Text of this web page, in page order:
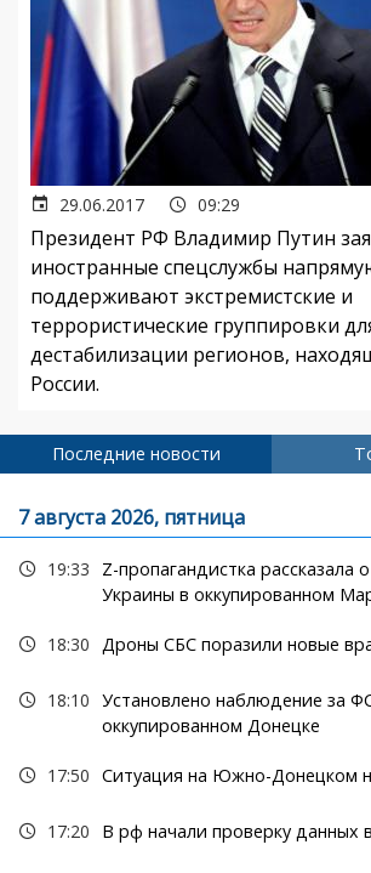
29.06.2017 09:29
Президент РФ Владимир Путин
иностранные спецслужбы
поддерживают экстремистские и
террористические группировки
дестабилизации регионов,
России.
Последние новости
7 августа 2026, пятница
19:33
Z-пропагандистка рассказала
Украины в оккупированном
18:30 Дроны СБС поразили новые
18:10 Установлено наблюдение за
оккупированном Донецке
17:50 Ситуация на Южно-Донецком
17:20 В рф начали проверку данных